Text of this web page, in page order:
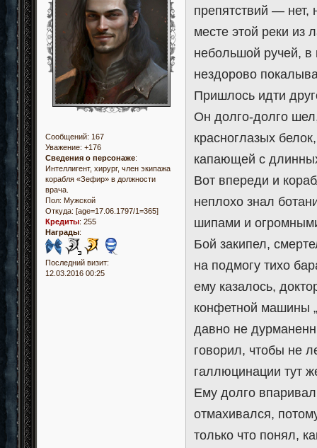
Сообщений: 167
Уважение: +176
Сведения о персонаже:
Интеллигент, хирург, член экипажа
корабля «Зефир» в должности
врача.
Пол: Мужской
Откуда: [age=17.06.1797/1=365]
Кредиты: 255
Награды:
Последний визит:
12.03.2016 00:25
препятствий — нет,
месте этой реки
небольшой ручей, в
нездорово
Пришлось идти
Он долго-долго
красноглазых
капающей с
Вот впереди и
неплохо знал
шипами и
Бой закипел,
на подмогу тихо
ему казалось,
конфетной машины
давно не
говорил, чтобы не
галлюцинации тут
Ему долго
отмахивался,
только что понял,